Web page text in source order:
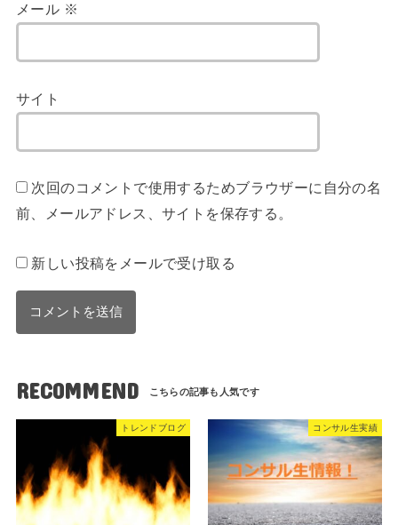
メール ※
サイト
次回のコメントで使用するためブラウザーに自分の名
前、メールアドレス、サイトを保存する。
新しい投稿をメールで受け取る
RECOMMEND
トレンドブログ コンサル生実績